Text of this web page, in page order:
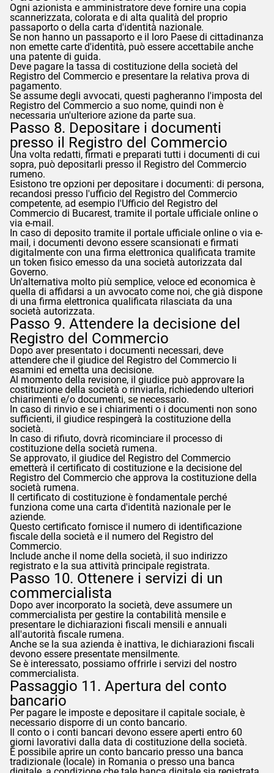
Ogni azionista e amministratore deve fornire una copia
scannerizzata, colorata e di alta qualità del proprio
passaporto o della carta d'identità nazionale.
Se non hanno un passaporto e il loro Paese di cittadinanza
non emette carte d'identità, può essere accettabile anche
una patente di guida.
Deve pagare la tassa di costituzione della società del
Registro del Commercio e presentare la relativa prova di
pagamento.
Se assume degli avvocati, questi pagheranno l'imposta del
Registro del Commercio a suo nome, quindi non è
necessaria un'ulteriore azione da parte sua.
Passo 8. Depositare i documenti
presso il Registro del Commercio
Una volta redatti, firmati e preparati tutti i documenti di cui
sopra, può depositarli presso il Registro del Commercio
rumeno.
Esistono tre opzioni per depositare i documenti: di persona,
recandosi presso l'ufficio del Registro del Commercio
competente, ad esempio l'Ufficio del Registro del
Commercio di Bucarest, tramite il portale ufficiale online o
via e-mail.
In caso di deposito tramite il portale ufficiale online o via e-
mail, i documenti devono essere scansionati e firmati
digitalmente con una firma elettronica qualificata tramite
un token fisico emesso da una società autorizzata dal
Governo.
Un'alternativa molto più semplice, veloce ed economica è
quella di affidarsi a un avvocato come noi, che già dispone
di una firma elettronica qualificata rilasciata da una
società autorizzata.
Passo 9. Attendere la decisione del
Registro del Commercio
Dopo aver presentato i documenti necessari, deve
attendere che il giudice del Registro del Commercio li
esamini ed emetta una decisione.
Al momento della revisione, il giudice può approvare la
costituzione della società o rinviarla, richiedendo ulteriori
chiarimenti e/o documenti, se necessario.
In caso di rinvio e se i chiarimenti o i documenti non sono
sufficienti, il giudice respingerà la costituzione della
società.
In caso di rifiuto, dovrà ricominciare il processo di
costituzione della società rumena.
Se approvato, il giudice del Registro del Commercio
emetterà il certificato di costituzione e la decisione del
Registro del Commercio che approva la costituzione della
società rumena.
Il certificato di costituzione è fondamentale perché
funziona come una carta d'identità nazionale per le
aziende.
Questo certificato fornisce il numero di identificazione
fiscale della società e il numero del Registro del
Commercio.
Include anche il nome della società, il suo indirizzo
registrato e la sua attività principale registrata.
Passo 10. Ottenere i servizi di un
commercialista
Dopo aver incorporato la società, deve assumere un
commercialista per gestire la contabilità mensile e
presentare le dichiarazioni fiscali mensili e annuali
all'autorità fiscale rumena.
Anche se la sua azienda è inattiva, le dichiarazioni fiscali
devono essere presentate mensilmente.
Se è interessato, possiamo offrirle i servizi del nostro
commercialista.
Passaggio 11. Apertura del conto
bancario
Per pagare le imposte e depositare il capitale sociale, è
necessario disporre di un conto bancario.
Il conto o i conti bancari devono essere aperti entro 60
giorni lavorativi dalla data di costituzione della società.
È possibile aprire un conto bancario presso una banca
tradizionale (locale) in Romania o presso una banca